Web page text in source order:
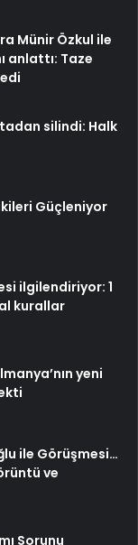
Münir Özkul ile
anlattı: Taze
silindi: Halk
Güçleniyor
ilgilendiriyor: 1
kurallar
yeni
ile Görüşmesi…
ve
Sorunu